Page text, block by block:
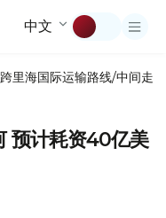
中文
跨里海国际运输路线/中间走廊
预计耗资40亿美